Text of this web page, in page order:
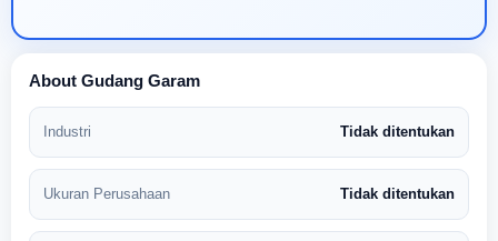
About Gudang Garam
Industri Tidak ditentukan
Ukuran Perusahaan Tidak ditentukan